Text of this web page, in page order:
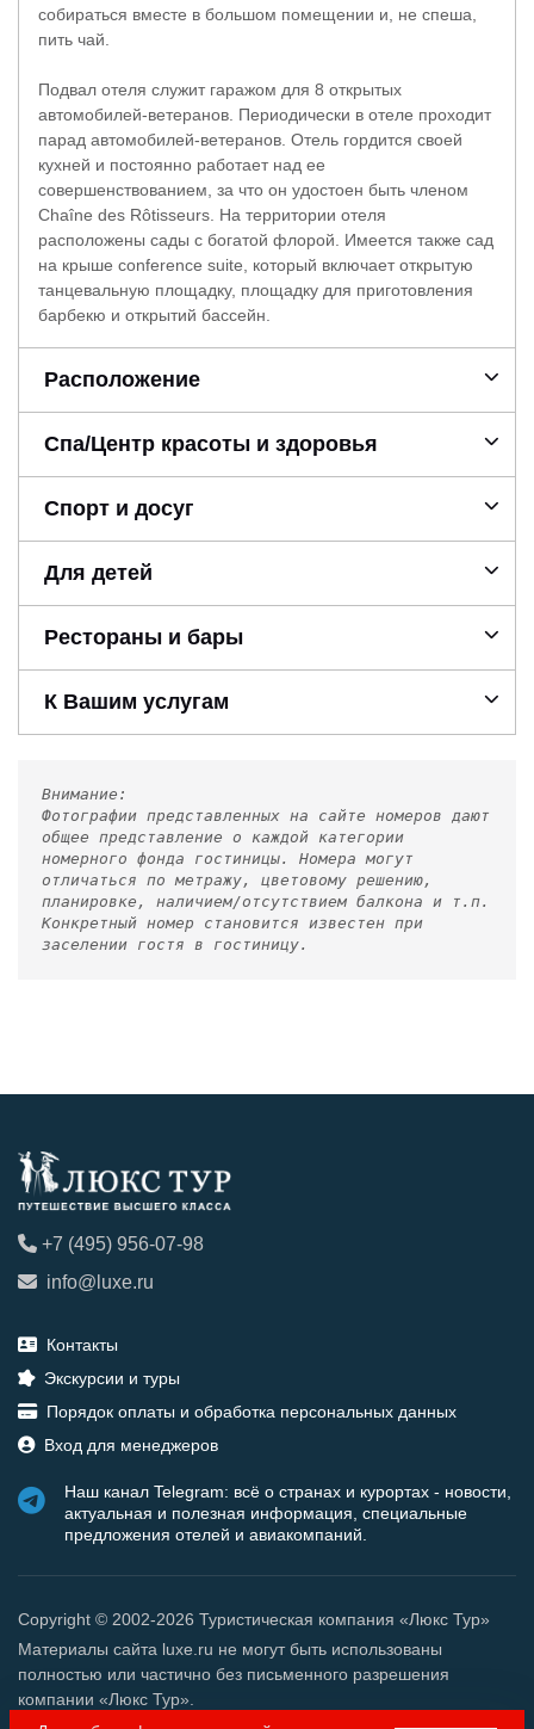
собираться вместе в большом помещении и, не спеша,
пить чай.
Подвал отеля служит гаражом для 8 открытых
автомобилей-ветеранов. Периодически в отеле проходит
парад автомобилей-ветеранов. Отель гордится своей
кухней и постоянно работает над ее
совершенствованием, за что он удостоен быть членом
Chaîne des Rôtisseurs. На территории отеля
расположены сады c богатой флорой. Имеется также сад
на крыше conference suite, который включает открытую
танцевальную площадку, площадку для приготовления
барбекю и открытий бассейн.
Расположение
Спа/Центр красоты и здоровья
Спорт и досуг
Для детей
Рестораны и бары
К Вашим услугам
Внимание:
Фотографии представленных на сайте номеров дают
общее представление о каждой категории
номерного фонда гостиницы. Номера могут
отличаться по метражу, цветовому решению,
планировке, наличием/отсутствием балкона и т.п.
Конкретный номер становится известен при
заселении гостя в гостиницу.
+7 (495) 956-07-98
info@luxe.ru
Контакты
Экскурсии и туры
Порядок оплаты и обработка персональных данных
Вход для менеджеров
Наш канал Telegram: всё о странах и курортах - новости,
актуальная и полезная информация, специальные
предложения отелей и авиакомпаний.
Copyright © 2002-2026 Туристическая компания «Люкс Тур»
Материалы сайта luxe.ru не могут быть использованы
полностью или частично без письменного разрешения
компании «Люкс Тур».